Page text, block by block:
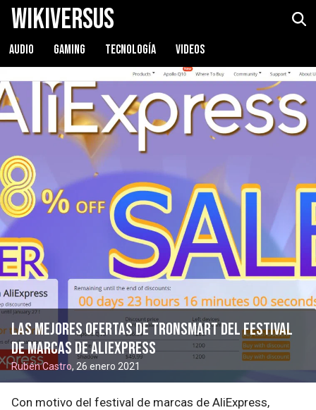
WikiVersus
AUDIO GAMING TECNOLOGÍA VIDEOS
Las mejores ofertas de Tronsmart del Festival
de Marcas de AliExpress
Rubén Castro, 26 enero 2021
Con motivo del festival de marcas de AliExpress,